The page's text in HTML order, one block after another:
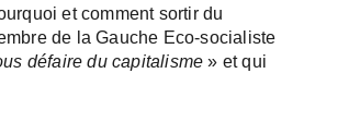
et comment sortir du
de la Gauche Eco-socialiste
défaire du capitalisme » et qui